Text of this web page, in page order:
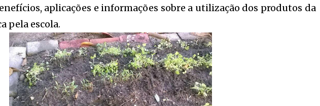
aplicações e informações sobre a utilização dos produtos da
pela escola.